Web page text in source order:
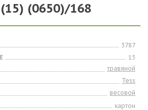
(0650)/168
3787
15
травяной
Tess
весовой
картон